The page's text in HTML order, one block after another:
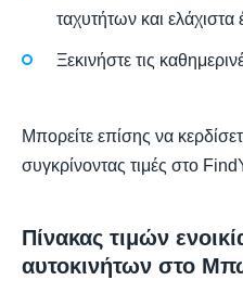
ταχυτήτων και ελάχιστα
Ξεκινήστε τις
Μπορείτε επίσης να
συγκρίνοντας τιμές στο
Πίνακας τιμών
αυτοκινήτων στο